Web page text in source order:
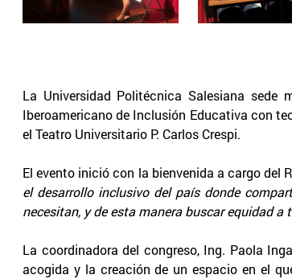
La Universidad Politécnica Salesiana sede
Iberoamericano de Inclusión Educativa con
el Teatro Universitario P. Carlos Crespi.
El evento inició con la bienvenida a cargo del
el desarrollo inclusivo del país donde
necesitan, y de esta manera buscar equidad a
La coordinadora del congreso, Ing. Paola
acogida y la creación de un espacio en el